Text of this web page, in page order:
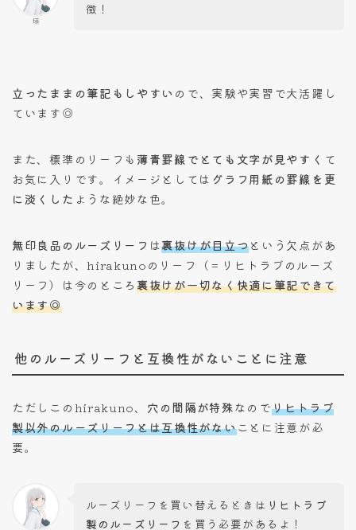
瑛
徴！
立ったままの筆記もしやすい ので、実験や実習で大活躍し
ています◎
また、標準のリーフも 薄青罫線でとても文字が見やすく て
お気に入りです。イメージとしては グラフ用紙の罫線を更
に淡くした ような絶妙な色。
無印良品のルーズリーフ は裏抜けが目立つという欠点があ
りましたが、hirakunoのリーフ（＝リヒトラブのルーズ
リーフ）は今のところ裏抜けが一切なく快適に筆記できて
います◎
他のルーズリーフと互換性がないことに注意
ただしこのhirakuno、 穴の間隔が特殊なのでリヒトラブ
製以外のルーズリーフとは互換性がないことに注意が必
要。
ルーズリーフを買い替えるときは リヒトラブ
製のルーズリーフ を買う必要があるよ！